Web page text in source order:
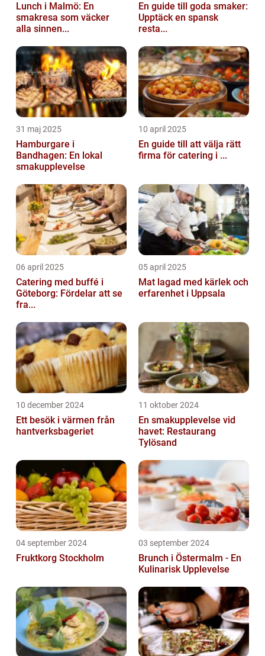
Lunch i Malmö: En
smakresa som väcker
alla sinnen...
En guide till goda smaker:
Upptäck en spansk
resta...
31 maj 2025
Hamburgare i
Bandhagen: En lokal
smakupplevelse
10 april 2025
En guide till att välja rätt
firma för catering i ...
06 april 2025
Catering med buffé i
Göteborg: Fördelar att se
fra...
05 april 2025
Mat lagad med kärlek och
erfarenhet i Uppsala
10 december 2024
Ett besök i värmen från
hantverksbageriet
11 oktober 2024
En smakupplevelse vid
havet: Restaurang
Tylösand
04 september 2024
Fruktkorg Stockholm
03 september 2024
Brunch i Östermalm - En
Kulinarisk Upplevelse